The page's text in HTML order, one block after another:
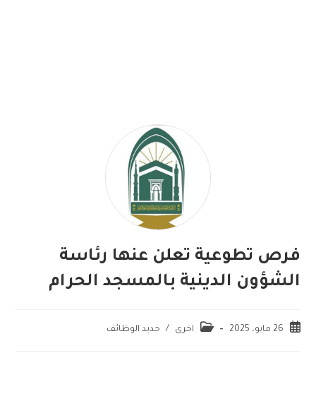
فرص تطوعية تعلن عنها رئاسة
الشؤون الدينية بالمسجد الحرام
26 مايو، 2025 اخرى / جديد الوظائف